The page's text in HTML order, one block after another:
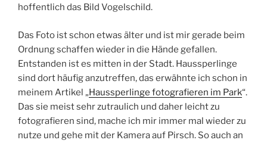
hoffentlich das Bild Vogelschild.
Das Foto ist schon etwas älter und ist mir gerade beim
Ordnung schaffen wieder in die Hände gefallen.
Entstanden ist es mitten in der Stadt. Haussperlinge
sind dort häufig anzutreffen, das erwähnte ich schon in
meinem Artikel „Haussperlinge fotografieren im Park“.
Das sie meist sehr zutraulich und daher leicht zu
fotografieren sind, mache ich mir immer mal wieder zu
nutze und gehe mit der Kamera auf Pirsch. So auch an